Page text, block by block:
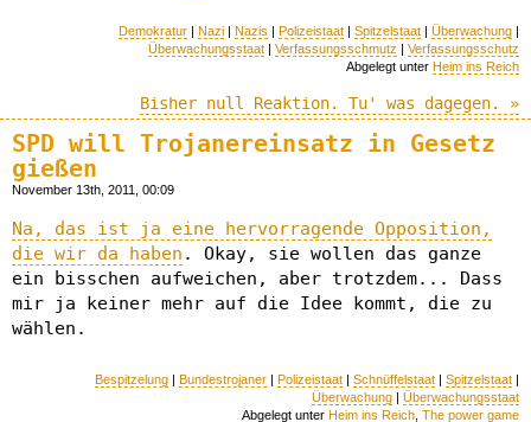
Demokratur | Nazi | Nazis | Polizeistaat | Spitzelstaat | Überwachung |
Überwachungsstaat | Verfassungsschmutz | Verfassungsschutz
Abgelegt unter Heim ins Reich
Bisher null Reaktion. Tu' was dagegen. »
SPD will Trojanereinsatz in Gesetz
gießen
November 13th, 2011, 00:09
Na, das ist ja eine hervorragende Opposition,
die wir da haben . Okay, sie wollen das ganze
ein bisschen aufweichen, aber trotzdem... Dass
mir ja keiner mehr auf die Idee kommt, die zu
wählen.
Bespitzelung | Bundestrojaner | Polizeistaat | Schnüffelstaat | Spitzelstaat |
Überwachung | Überwachungsstaat
Abgelegt unter Heim ins Reich The power game